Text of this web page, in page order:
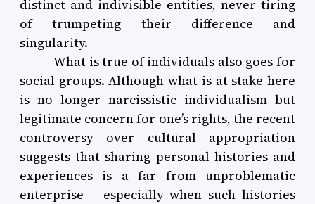
distinct and indivisible entities, never tiring
of trumpeting their difference and
singularity.
What is true of individuals also goes for
social groups. Although what is at stake here
is no longer narcissistic individualism but
legitimate concern for one’s rights, the recent
controversy over cultural appropriation
suggests that sharing personal histories and
experiences is a far from unproblematic
enterprise – especially when such histories